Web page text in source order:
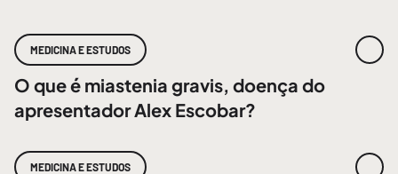
MEDICINA E ESTUDOS
O que é miastenia gravis, doença do
apresentador Alex Escobar?
MEDICINA E ESTUDOS